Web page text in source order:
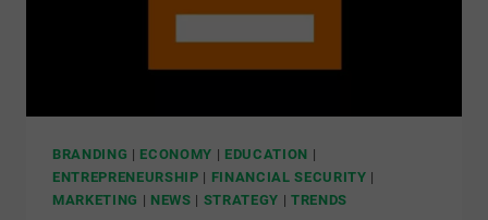
BRANDING | ECONOMY | EDUCATION |
ENTREPRENEURSHIP | FINANCIAL SECURITY |
MARKETING | NEWS | STRATEGY | TRENDS